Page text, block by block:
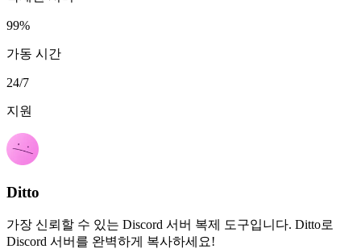
99%
가동 시간
24/7
지원
Ditto
가장 신뢰할 수 있는 Discord 서버 복제 도구입니다. Ditto로
Discord 서버를 완벽하게 복사하세요!